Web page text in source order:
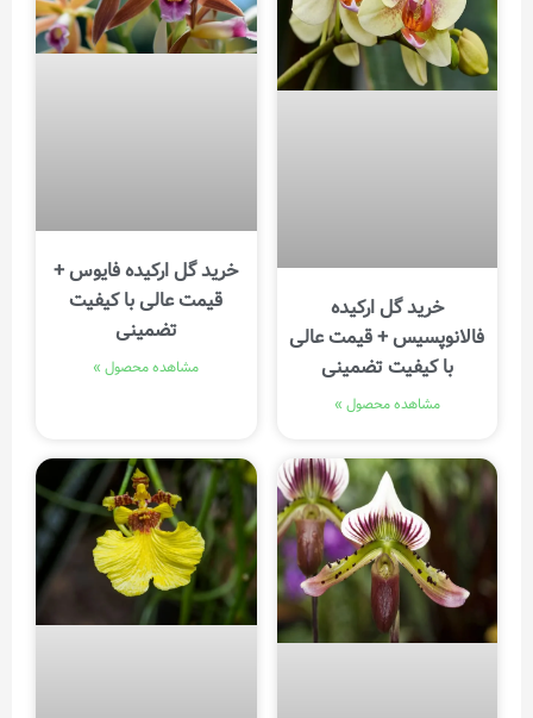
خرید گل ارکیده
فالانوپسیس + قیمت عالی
با کیفیت تضمینی
مشاهده محصول »
خرید گل ارکیده فایوس +
قیمت عالی با کیفیت
تضمینی
مشاهده محصول »